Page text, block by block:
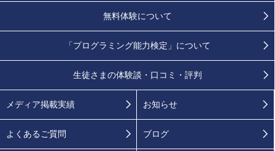
無料体験について
「プログラミング能力検定」 について
生徒さまの体験談・口コミ・評判
メディア掲載実績 お知らせ
よくあるご質問 ブログ